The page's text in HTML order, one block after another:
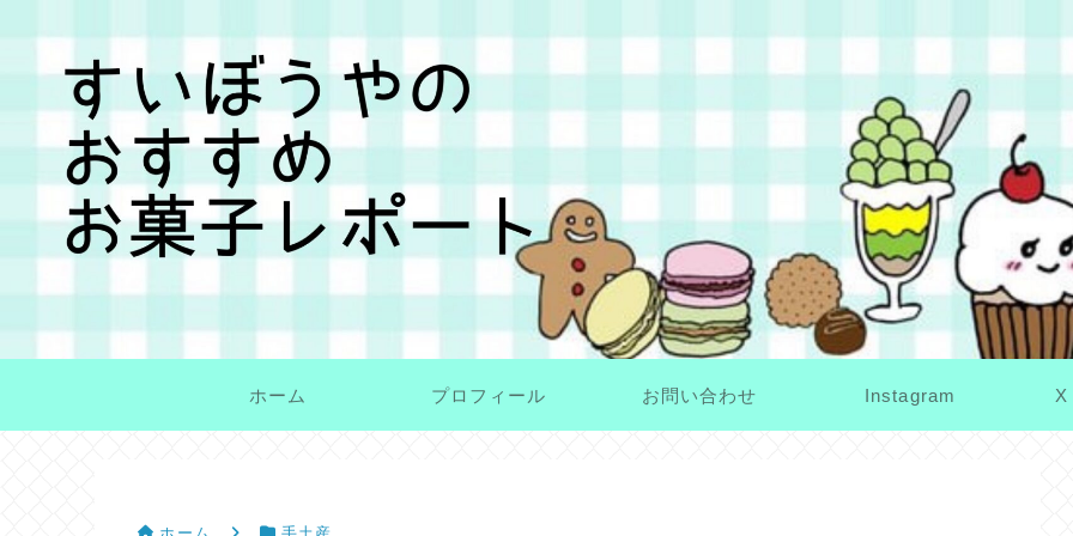
ホーム プロフィール お問い合わせ Instagram X